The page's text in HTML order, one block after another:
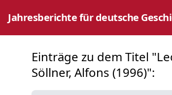
Jahresberichte für deutsche
Einträge zu dem Titel
Söllner, Alfons (1996)":